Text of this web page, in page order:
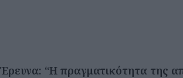
Έρευνα: “Η πραγματικότητα της